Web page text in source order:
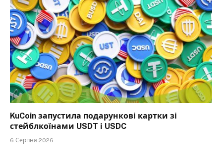
KuCoin запустила подарункові картки зі
стейблкоїнами USDT і USDC
6 Серпня 2026